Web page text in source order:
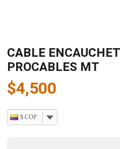
CABLE
PROCABLES MT
$4,500
$ COP